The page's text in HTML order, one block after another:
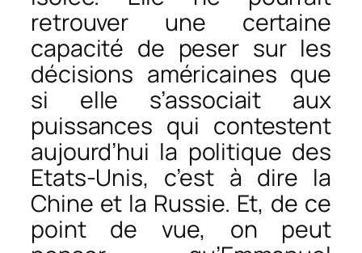
retrouver une certaine
capacité de peser sur les
décisions américaines que
si elle s’associait aux
puissances qui contestent
aujourd’hui la politique des
Etats-Unis, c’est à dire la
Chine et la Russie. Et, de ce
point de vue, on peut